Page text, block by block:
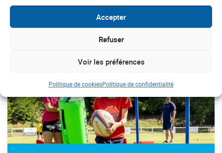
Accepter
Refuser
Voir les préférences
Politique de cookiesPolitique de confidentialité